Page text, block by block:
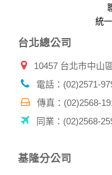
業夥伴處取得個人資料。
當客戶在本網站註冊時
當您註冊成功，並登入
號、電子郵件、出生日
成功，並登入使用我們
其他除了上述，會保留
生的相關記錄，包括您
的瀏覽器予以標示，歸
商，或與連結本網站，也
統
台北總公司
10457 台北市中山
電話：(02)2571-
傳真：(02)2568-
同業：(02)2568-
基隆分公司